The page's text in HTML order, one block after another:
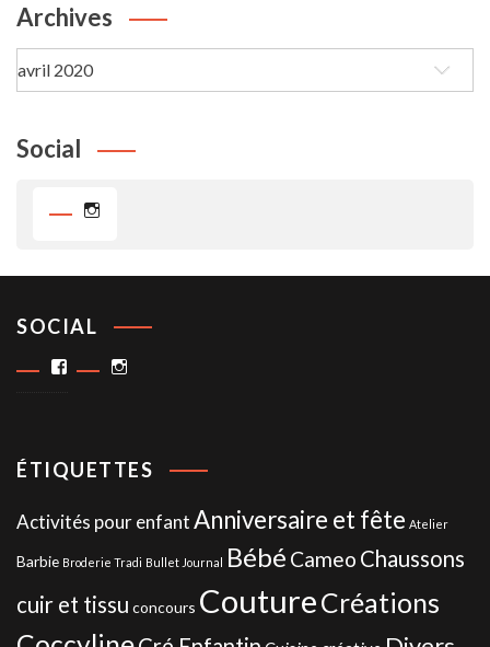
Archives
Social
SOCIAL
Facebook
ÉTIQUETTES
Activités pour enfantAnniversaire et fête Atelier
Barbie Broderie Tradi Bullet Journal Bébé Cameo Chaussons
cuir et tissu concours CoutureCréations